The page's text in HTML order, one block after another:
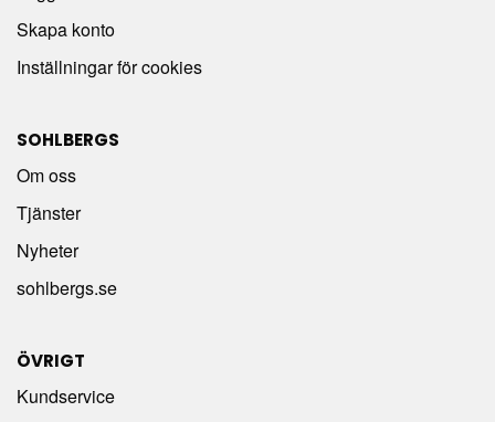
Skapa konto
Inställningar för cookies
SOHLBERGS
Om oss
Tjänster
Nyheter
sohlbergs.se
ÖVRIGT
Kundservice